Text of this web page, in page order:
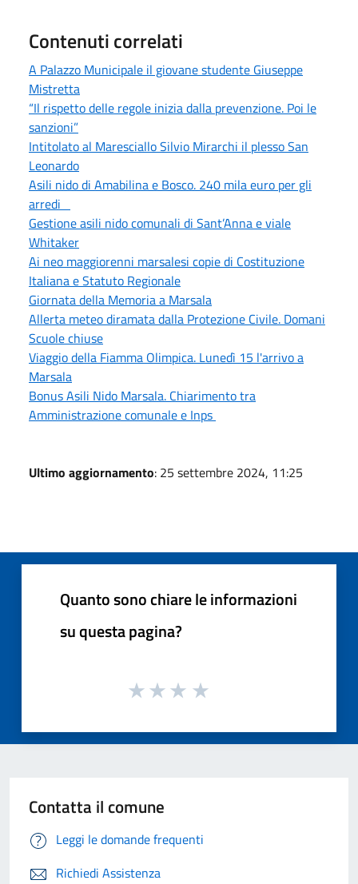
Contenuti correlati
A Palazzo Municipale il giovane studente Giuseppe
Mistretta
“Il rispetto delle regole inizia dalla prevenzione. Poi le
sanzioni”
Intitolato al Maresciallo Silvio Mirarchi il plesso San
Leonardo
Asili nido di Amabilina e Bosco. 240 mila euro per gli
arredi
Gestione asili nido comunali di Sant’Anna e viale
Whitaker
Ai neo maggiorenni marsalesi copie di Costituzione
Italiana e Statuto Regionale
Giornata della Memoria a Marsala
Allerta meteo diramata dalla Protezione Civile. Domani
Scuole chiuse
Viaggio della Fiamma Olimpica. Lunedì 15 l'arrivo a
Marsala
Bonus Asili Nido Marsala. Chiarimento tra
Amministrazione comunale e Inps
Ultimo aggiornamento: 25 settembre 2024, 11:25
Quanto sono chiare le informazioni
su questa pagina?
Contatta il comune
Leggi le domande frequenti
Richiedi Assistenza